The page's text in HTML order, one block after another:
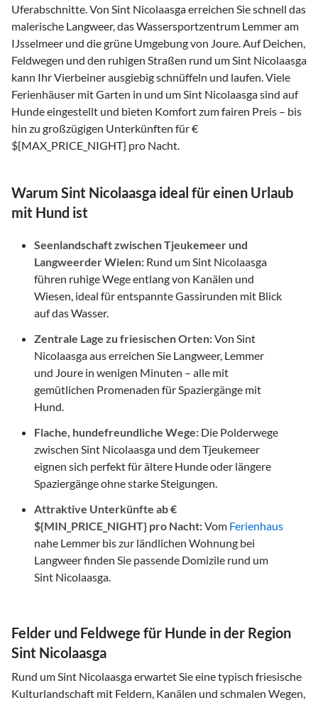
Uferabschnitte. Von Sint Nicolaasga erreichen Sie schnell das
malerische Langweer, das Wassersportzentrum Lemmer am
IJsselmeer und die grüne Umgebung von Joure. Auf Deichen,
Feldwegen und den ruhigen Straßen rund um Sint Nicolaasga
kann Ihr Vierbeiner ausgiebig schnüffeln und laufen. Viele
Ferienhäuser mit Garten in und um Sint Nicolaasga sind auf
Hunde eingestellt und bieten Komfort zum fairen Preis – bis
hin zu großzügigen Unterkünften für €
${MAX_PRICE_NIGHT} pro Nacht.
Warum Sint Nicolaasga ideal für einen Urlaub
mit Hund ist
Seenlandschaft zwischen Tjeukemeer und
Langweerder Wielen: Rund um Sint Nicolaasga
führen ruhige Wege entlang von Kanälen und
Wiesen, ideal für entspannte Gassirunden mit Blick
auf das Wasser.
Zentrale Lage zu friesischen Orten:Von Sint
Nicolaasga aus erreichen Sie Langweer, Lemmer
und Joure in wenigen Minuten – alle mit
gemütlichen Promenaden für Spaziergänge mit
Hund.
Flache, hundefreundliche Wege: Die Polderwege
zwischen Sint Nicolaasga und dem Tjeukemeer
eignen sich perfekt für ältere Hunde oder längere
Spaziergänge ohne starke Steigungen.
Attraktive Unterkünfte ab €
${MIN_PRICE_NIGHT} pro Nacht:Vom Ferienhaus
nahe Lemmer bis zur ländlichen Wohnung bei
Langweer finden Sie passende Domizile rund um
Sint Nicolaasga.
Felder und Feldwege für Hunde in der Region
Sint Nicolaasga
Rund um Sint Nicolaasga erwartet Sie eine typisch friesische
Kulturlandschaft mit Feldern, Kanälen und schmalen Wegen,